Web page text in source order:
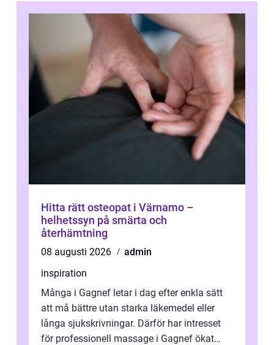
Hitta rätt osteopat i Värnamo –
helhetssyn på smärta och
återhämtning
08 augusti 2026
admin
inspiration
Många i Gagnef letar i dag efter enkla sätt
att må bättre utan starka läkemedel eller
långa sjukskrivningar. Därför har intresset
för professionell massage i Gagnef ökat